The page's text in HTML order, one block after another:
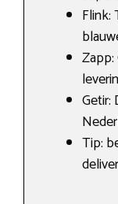
Flink:
Getir:
Tip: